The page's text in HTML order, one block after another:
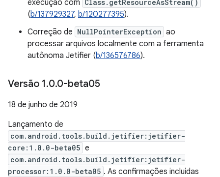
execução com Class.getResourceAsStream()
(b/137929327, b/120277395).
Correção de NullPointerException ao
processar arquivos localmente com a ferramenta
autônoma Jetifier (b/136576786).
Versão 1.0.0-beta05
18 de junho de 2019
Lançamento de
com.android.tools.build.jetifier:jetifier-
core:1.0.0-beta05 e
com.android.tools.build.jetifier:jetifier-
processor:1.0.0-beta05 . As confirmações incluídas